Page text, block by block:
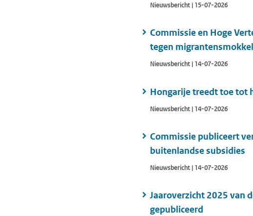
Nieuwsbericht | 15-07-2026
Commissie en Hoge
tegen
Nieuwsbericht | 14-07-2026
Hongarije treedt toe tot
Nieuwsbericht | 14-07-2026
Commissie publiceert
buitenlandse subsidies
Nieuwsbericht | 14-07-2026
Jaaroverzicht 2025 van
gepubliceerd